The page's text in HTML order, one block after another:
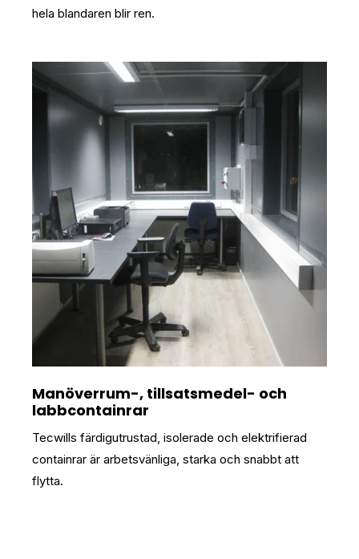
hela blandaren blir ren.
Manöverrum-, tillsatsmedel- och
labbcontainrar
Tecwills färdigutrustad, isolerade och elektrifierad
containrar är arbetsvänliga, starka och snabbt att
flytta.